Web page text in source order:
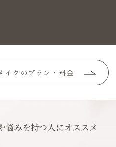
イクのプラン・料金
悩みを持つ人にオススメ